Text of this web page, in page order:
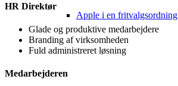
Apple i en fritvalgsordning
HR Direktør
Glade og produktive medarbejdere
Branding af virksomheden
Fuld administreret løsning
Medarbejderen